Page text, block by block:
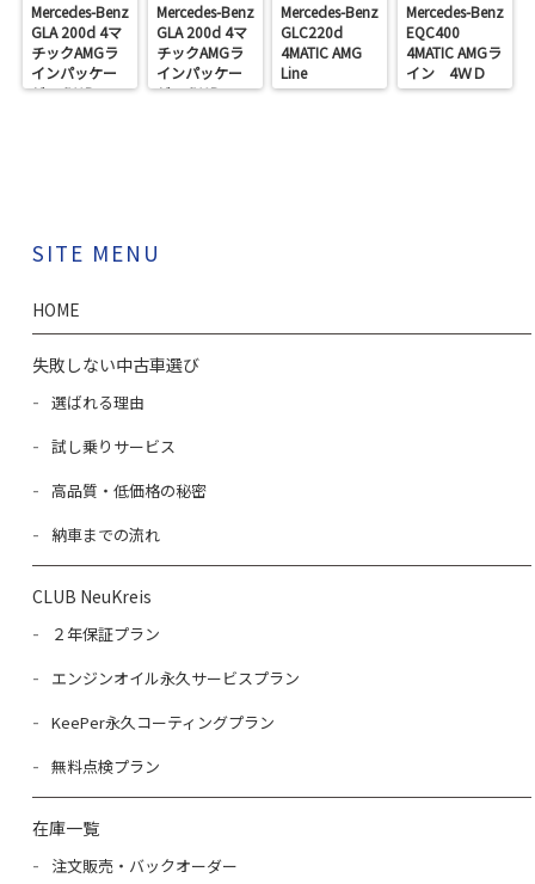
Mercedes-Benz
GLA 200d 4マ
チックAMGラ
インパッケー
ジ 4ＷＤ
Mercedes-Benz
GLA 200d 4マ
チックAMGラ
インパッケー
ジ 4ＷＤ
Mercedes-Benz
GLC220d
4MATIC AMG
Line
Mercedes-Benz
EQC400
4MATIC AMGラ
イン 4ＷＤ
SITE MENU
HOME
失敗しない中古車選び
選ばれる理由
試し乗りサービス
高品質・低価格の秘密
納車までの流れ
CLUB NeuKreis
２年保証プラン
エンジンオイル永久サービスプラン
KeePer永久コーティングプラン
無料点検プラン
在庫一覧
注文販売・バックオーダー